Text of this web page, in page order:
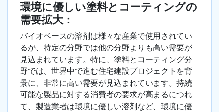
環境に優しい塗料とコーティングの
需要拡大：
バイオベースの溶剤は様々な産業で使用されてい
るが、特定の分野では他の分野よりも高い需要が
見込まれています。特に、塗料とコーティング分
野では、世界中で進む住宅建設プロジェクトを背
景に、非常に高い需要が見込まれています。持続
可能な製品に対する消費者の要求が高まるにつれ
て、製造業者は環境に優しい溶剤など、環境に優